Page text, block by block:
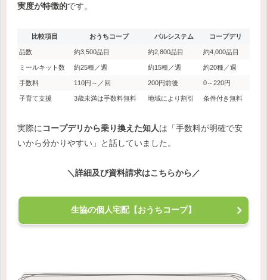
実度が特徴的です。
比較項目 おうちコープ パルシステム コープデリ
品数 約3,500品目 約2,800品目 約4,000品目
ミールキット数 約25種／週 約15種／週 約20種／週
手数料 110円～／回 200円前後 0～220円
子育て支援 3歳未満は手数料無料 地域により割引 条件付き無料
実際に コープデリから乗り換えた知人は「手数料が明確で安
いから分かりやすい」と話していました。
＼詳細及び資料請求はこちらから／
生協の個人宅配【おうちコープ】